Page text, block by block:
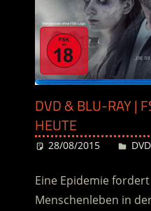
DVD & BLU-RAY |
HEUTE
28/08/2015
Eine Epidemie
Menschenleben in